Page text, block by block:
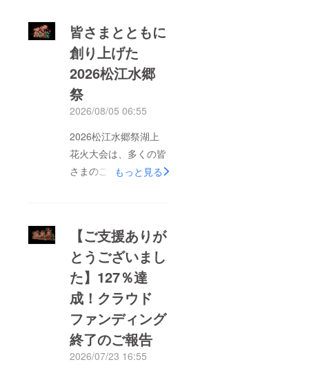
皆さまとともに
創り上げた
2026松江水郷
祭
2026/08/05 06:55
2026松江水郷祭湖上
花火大会は、多くの皆
さまのご支援とご協力
ファンディングでは
269名の皆さまから
1,274,550円ものご支
援をいただき、目標金
額を大きく上回る
127％を達成すること
ができました。皆さま
からいただいたご支援
もっと見る
【ご支援ありが
とうございまし
た】127％達
成！クラウド
ファンディング
終了のご報告
2026/07/23 16:55